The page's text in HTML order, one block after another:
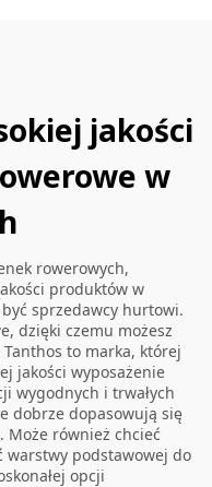
jakości
w
rowerowych,
produktów w
sprzedawcy hurtowi.
dzięki czemu możesz
to marka, której
jakości wyposażenie
wygodnych i trwałych
dobrze dopasowują się
Może również chcieć
warstwy podstawowej do
opcji